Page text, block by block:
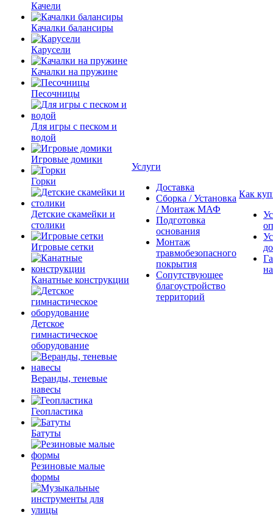
Качели
Качалки балансиры
Карусели
Качалки на пружине
Песочницы
Для игры с песком и
водой
Игровые домики
Горки
Детские скамейки и
столики
Игровые сетки
Канатные конструкции
Детское
гимнастическое
оборудование
Веранды, теневые
навесы
Геопластика
Батуты
Резиновые малые
формы
Услуги
Доставка
Сборка / Установка
/ Монтаж МАФ
Подготовка
основания
Монтаж
травмобезопасного
покрытия
Сопутствующее
благоустройство
территорий
Как